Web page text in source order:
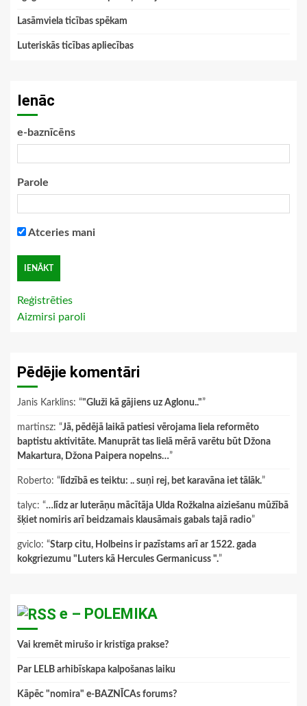
Lasāmviela ticības spēkam
Luteriskās ticības apliecības
Ienāc
e-baznīcēns
Parole
Atceries mani
Reģistrēties
Aizmirsi paroli
Pēdējie komentāri
Janis Karklins: “"Gluži kā gājiens uz Aglonu.."”
martinsz: “Jā, pēdējā laikā patiesi vērojama liela reformēto
baptistu aktivitāte. Manuprāt tas lielā mērā varētu būt Džona
Makartura, Džona Paipera nopelns…”
Roberto: “ līdzībā es teiktu: .. suņi rej, bet karavāna iet tālāk.”
talyc: “…līdz ar luterāņu mācītāja Ulda Rožkalna aiziešanu mūžībā
šķiet nomiris arī beidzamais klausāmais gabals tajā radio”
gviclo: “Starp citu, Holbeins ir pazīstams arī ar 1522. gada
kokgriezumu "Luters kā Hercules Germanicuss ".”
e – POLEMIKA
Vai kremēt mirušo ir kristīga prakse?
Par LELB arhibīskapa kalpošanas laiku
Kāpēc "nomira" e-BAZNĪCAs forums?